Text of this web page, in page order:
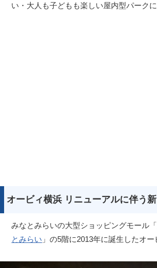
い・大人も子どもも楽しい屋内型パークに
オービィ横浜 リニューアルに伴う
みなとみらいの大型ショッピングモール「
とみらい 」の5階に2013年に誕生したオー